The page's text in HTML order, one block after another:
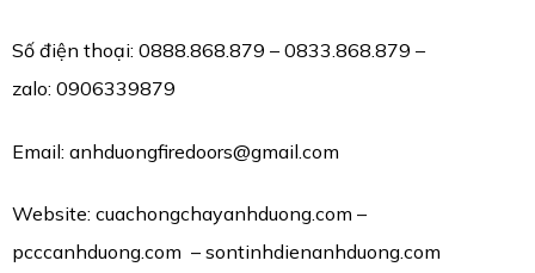
Số điện thoại: 0888.868.879 – 0833.868.879 –
zalo: 0906339879
Email: anhduongfiredoors@gmail.com
Website: cuachongchayanhduong.com –
pcccanhduong.com – sontinhdienanhduong.com